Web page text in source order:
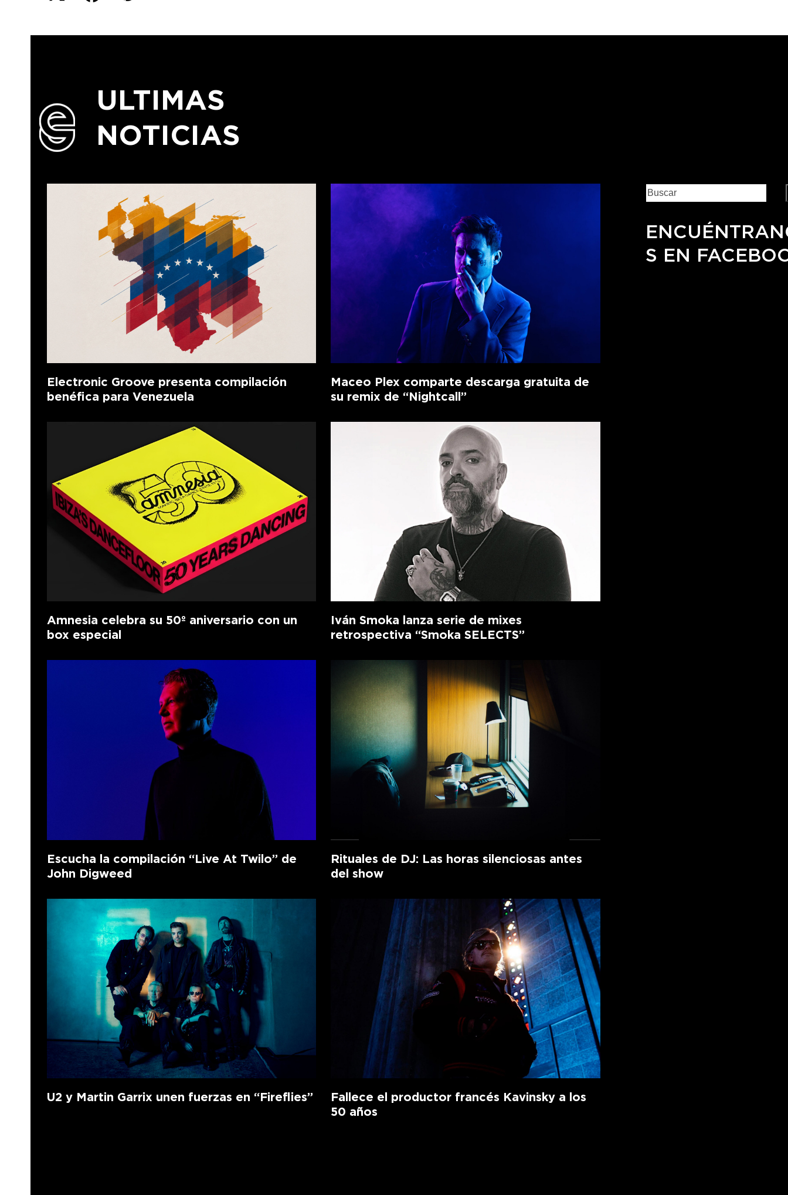
ULTIMAS
NOTICIAS
Electronic Groove presenta compilación
benéfica para Venezuela
Maceo Plex comparte descarga gratuita de
su remix de “Nightcall”
Amnesia celebra su 50º aniversario con un
box especial
Iván Smoka lanza serie de mixes
retrospectiva “Smoka SELECTS”
Escucha la compilación “Live At Twilo” de
John Digweed
Rituales de DJ: Las horas silenciosas antes
del show
U2 y Martin Garrix unen fuerzas en “Fireflies”
Fallece el productor francés Kavinsky a los
50 años
S EN